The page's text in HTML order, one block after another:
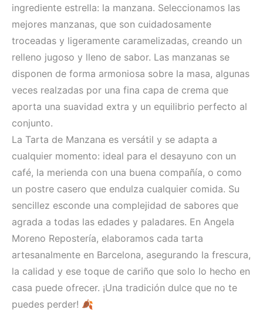
ingrediente estrella: la manzana. Seleccionamos las
mejores manzanas, que son cuidadosamente
troceadas y ligeramente caramelizadas, creando un
relleno jugoso y lleno de sabor. Las manzanas se
disponen de forma armoniosa sobre la masa, algunas
veces realzadas por una fina capa de crema que
aporta una suavidad extra y un equilibrio perfecto al
conjunto.
La Tarta de Manzana es versátil y se adapta a
cualquier momento: ideal para el desayuno con un
café, la merienda con una buena compañía, o como
un postre casero que endulza cualquier comida. Su
sencillez esconde una complejidad de sabores que
agrada a todas las edades y paladares. En Angela
Moreno Repostería, elaboramos cada tarta
artesanalmente en Barcelona, asegurando la frescura,
la calidad y ese toque de cariño que solo lo hecho en
casa puede ofrecer. ¡Una tradición dulce que no te
puedes perder! 🍂